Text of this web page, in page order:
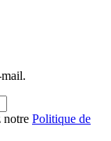
notre Politique de